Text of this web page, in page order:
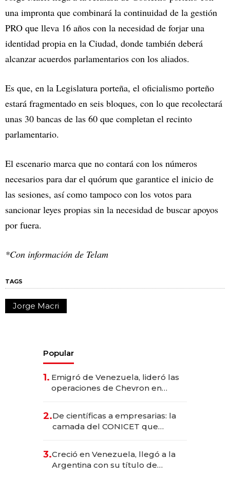
una impronta que combinará la continuidad de la gestión
PRO que lleva 16 años con la necesidad de forjar una
identidad propia en la Ciudad, donde también deberá
alcanzar acuerdos parlamentarios con los aliados.
Es que, en la Legislatura porteña, el oficialismo porteño
estará fragmentado en seis bloques, con lo que recolectará
unas 30 bancas de las 60 que completan el recinto
parlamentario.
El escenario marca que no contará con los números
necesarios para dar el quórum que garantice el inicio de
las sesiones, así como tampoco con los votos para
sancionar leyes propias sin la necesidad de buscar apoyos
por fuera.
*Con información de Telam
TAGS
Jorge Macri
Popular
1. Emigró de Venezuela, lideró las
operaciones de Chevron en
2.De científicas a empresarias: la
camada del CONICET que
3.Creció en Venezuela, llegó a la
Argentina con su título de